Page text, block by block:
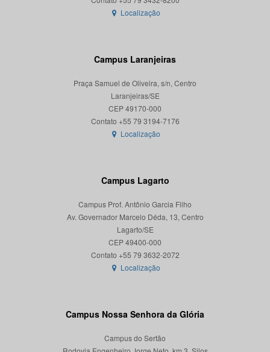
Localização
Campus Laranjeiras
Praça Samuel de Oliveira, s/n, Centro
Laranjeiras/SE
CEP 49170-000
Localização
Campus Lagarto
Campus Prof. Antônio Garcia Filho
Av. Governador Marcelo Déda, 13, Centro
Lagarto/SE
CEP 49400-000
Localização
Campus Nossa Senhora da Glória
Campus do Sertão